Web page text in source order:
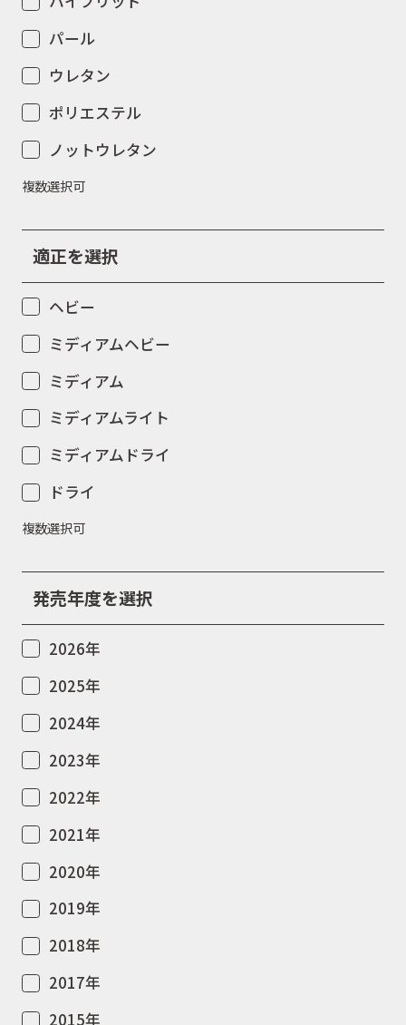
パール
ウレタン
ポリエステル
ノットウレタン
複数選択可
適正を選択
ヘビー
ミディアムヘビー
ミディアム
ミディアムライト
ミディアムドライ
ドライ
複数選択可
発売年度を選択
2026年
2025年
2024年
2023年
2022年
2021年
2020年
2019年
2018年
2017年
2015年